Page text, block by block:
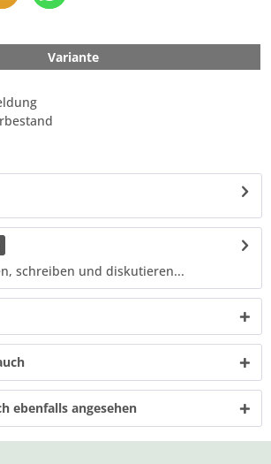
Variante
schreiben und diskutieren...
ebenfalls angesehen